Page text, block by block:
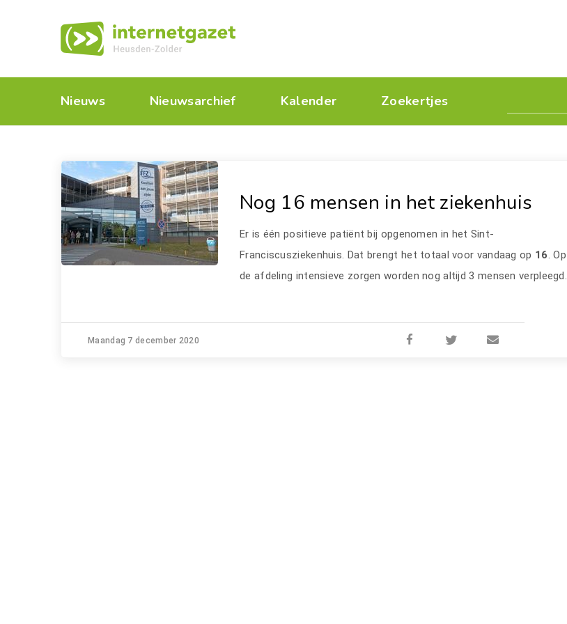
Nieuws Nieuwsarchief Kalender Zoekertjes
Nog 16 mensen in het ziekenhuis
Er is één positieve patiënt bij opgenomen in het Sint-
Franciscusziekenhuis. Dat brengt het totaal voor vandaag op 16. Op
de afdeling intensieve zorgen worden nog altijd 3 mensen verpleegd.
Maandag 7 december 2020